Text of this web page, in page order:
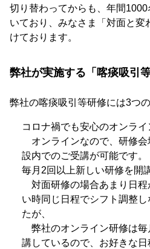
切り替わってからも、年間
いており、みなさま「対面と変
けております。
弊社が実施する「喀痰吸引
弊社の喀痰吸引等研修には3つ
コロナ禍でも安心のオンライ
オンラインなので、研修会
設内でのご受講が可能です。
毎月2回以上新しい研修を開
対面研修の場合あまり日程
い時同じ日程でシフト調整
たが、
弊社のオンライン研修は毎
講しているので、お好きな